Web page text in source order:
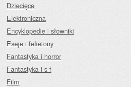
Dziecięce
Elektroniczna
Encyklopedie i słowniki
Eseje i felietony
Fantastyka i horror
Fantastyka i s-f
Film